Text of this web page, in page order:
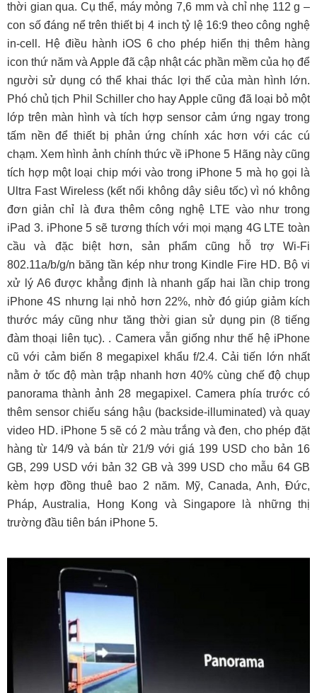
thời gian qua. Cụ thể, máy mỏng 7,6 mm và chỉ nhẹ 112 g –
con số đáng nể trên thiết bị 4 inch tỷ lệ 16:9 theo công nghệ
in-cell. Hệ điều hành iOS 6 cho phép hiển thị thêm hàng
icon thứ năm và Apple đã cập nhật các phần mềm của họ để
người sử dụng có thể khai thác lợi thế của màn hình lớn.
Phó chủ tịch Phil Schiller cho hay Apple cũng đã loại bỏ một
lớp trên màn hình và tích hợp sensor cảm ứng ngay trong
tấm nền để thiết bị phản ứng chính xác hơn với các cú
chạm. Xem hình ảnh chính thức về iPhone 5 Hãng này cũng
tích hợp một loại chip mới vào trong iPhone 5 mà họ gọi là
Ultra Fast Wireless (kết nối không dây siêu tốc) vì nó không
đơn giản chỉ là đưa thêm công nghệ LTE vào như trong
iPad 3. iPhone 5 sẽ tương thích với mọi mạng 4G LTE toàn
cầu và đặc biệt hơn, sản phẩm cũng hỗ trợ Wi-Fi
802.11a/b/g/n băng tần kép như trong Kindle Fire HD. Bộ vi
xử lý A6 được khẳng định là nhanh gấp hai lần chip trong
iPhone 4S nhưng lại nhỏ hơn 22%, nhờ đó giúp giảm kích
thước máy cũng như tăng thời gian sử dụng pin (8 tiếng
đàm thoại liên tục). . Camera vẫn giống như thế hệ iPhone
cũ với cảm biến 8 megapixel khẩu f/2.4. Cải tiến lớn nhất
nằm ở tốc độ màn trập nhanh hơn 40% cùng chế độ chụp
panorama thành ảnh 28 megapixel. Camera phía trước có
thêm sensor chiếu sáng hậu (backside-illuminated) và quay
video HD. iPhone 5 sẽ có 2 màu trắng và đen, cho phép đặt
hàng từ 14/9 và bán từ 21/9 với giá 199 USD cho bản 16
GB, 299 USD với bản 32 GB và 399 USD cho mẫu 64 GB
kèm hợp đồng thuê bao 2 năm. Mỹ, Canada, Anh, Đức,
Pháp, Australia, Hong Kong và Singapore là những thị
trường đầu tiên bán iPhone 5.